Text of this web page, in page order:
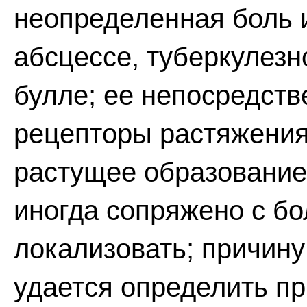
неопределенная боль
абсцессе,
булле; ее
рецепторы
растущее
иногда сопряжено с
локализовать;
удается определить